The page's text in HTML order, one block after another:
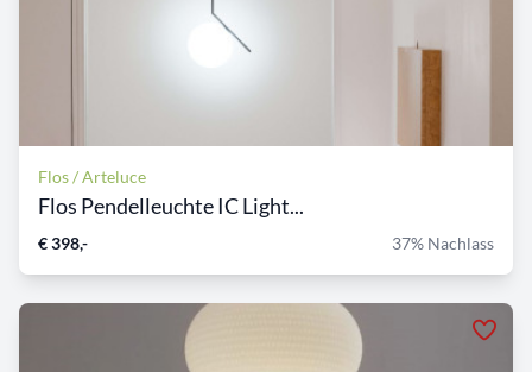
Flos / Arteluce
Flos Pendelleuchte IC Light...
€ 398,- 37% Nachlass